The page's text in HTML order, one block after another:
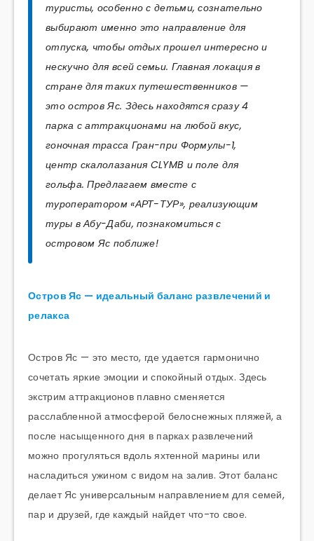
туристы, особенно с детьми, сознательно
выбирают именно это направление для
отпуска, чтобы отдых прошел интересно и
нескучно для всей семьи. Главная локация в
стране для таких путешественников —
это остров Яс. Здесь находятся сразу 4
парка с аттракционами на любой вкус,
гоночная трасса Гран-при Формулы-1,
центр скалолазания CLYMB и поле для
гольфа. Предлагаем вместе с
туроператором «АРТ-ТУР», реализующим
туры в Абу-Даби, познакомиться с
островом Яс поближе!
Остров Яс — идеальный баланс развлечений и
релакса
Остров Яс — это место, где удается гармонично
сочетать яркие эмоции и спокойный отдых. Здесь
экстрим аттракционов плавно сменяется
расслабленной атмосферой белоснежных пляжей, а
после насыщенного дня в парках развлечений
можно прогуляться вдоль яхтенной марины или
насладиться ужином с видом на залив. Этот баланс
делает Яс универсальным направлением для семей,
пар и друзей, где каждый найдет что-то свое.